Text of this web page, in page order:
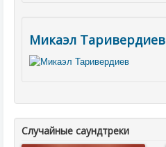
Микаэл Таривердиев
Случайные саундтреки